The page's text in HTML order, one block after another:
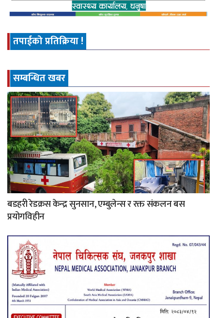
तपाईको प्रतिक्रिया !
सम्बन्धित खबर
बडहरी रेडक्रस केन्द्र सुनसान, एम्बुलेन्स र रक्त संकलन बस
प्रयोगविहीन